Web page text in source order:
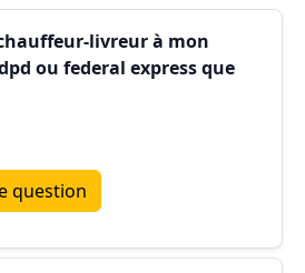
livreur à mon
ou federal express que
question